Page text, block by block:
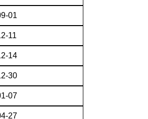
01
11
14
30
07
27